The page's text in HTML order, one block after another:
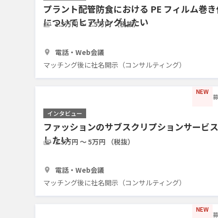
プラント配管防食における PE フィルム巻
についてヒアリングしたい
1.5万円 〜 1.5万円 （税抜）
電話・Web会議
マッチング後に社名開示（コンサルティング）
NEW
インタビュー
ファッションのサブスクリプションサービ
したい
2.5万円 〜 5万円 （税抜）
電話・Web会議
マッチング後に社名開示（コンサルティング）
NEW